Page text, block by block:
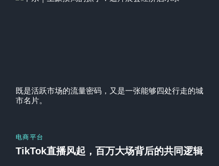
既是活跃市场的流量密码，又是一张能够四处行走的城
市名片。
电商平台
TikTok直播风起，百万大场背后的共同逻辑